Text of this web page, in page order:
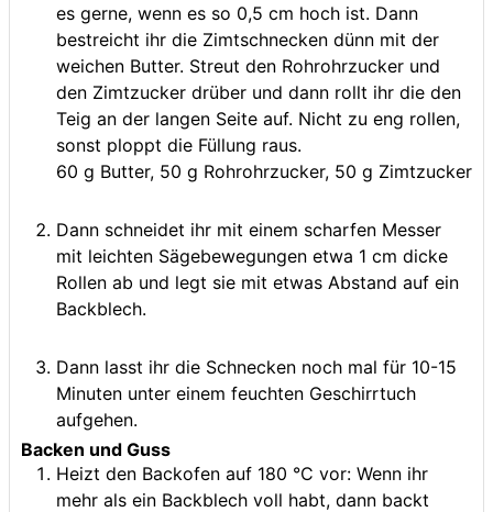
es gerne, wenn es so 0,5 cm hoch ist. Dann
bestreicht ihr die Zimtschnecken dünn mit der
weichen Butter. Streut den Rohrohrzucker und
den Zimtzucker drüber und dann rollt ihr die den
Teig an der langen Seite auf. Nicht zu eng rollen,
sonst ploppt die Füllung raus.
60 g Butter, 50 g Rohrohrzucker, 50 g Zimtzucker
Dann schneidet ihr mit einem scharfen Messer
mit leichten Sägebewegungen etwa 1 cm dicke
Rollen ab und legt sie mit etwas Abstand auf ein
Backblech.
Dann lasst ihr die Schnecken noch mal für 10-15
Minuten unter einem feuchten Geschirrtuch
aufgehen.
Backen und Guss
Heizt den Backofen auf 180 °C vor: Wenn ihr
mehr als ein Backblech voll habt, dann backt